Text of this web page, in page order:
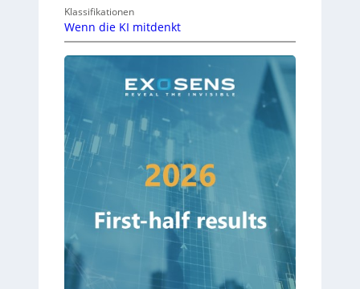
Klassifikationen
Wenn die KI mitdenkt